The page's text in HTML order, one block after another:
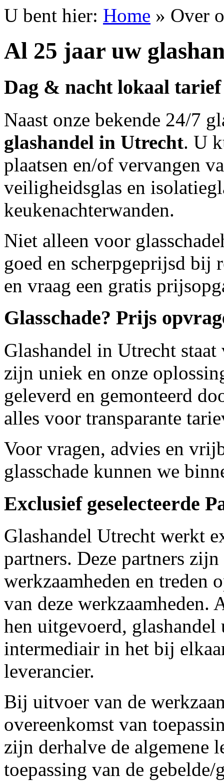
U bent hier: Home » Over
Al 25 jaar uw
Dag & nacht lokaal tarief
Naast onze bekende 24/7
glashandel in Utrecht. U
plaatsen en/of vervangen
veiligheidsglas en
keukenachterwanden.
Niet alleen voor
goed en scherpgeprijsd bij
en vraag een gratis
Glasschade? Prijs
Glashandel in Utrecht
zijn uniek en onze
geleverd en gemonteerd
alles voor transparante
Voor vragen, advies en
glasschade kunnen we
Exclusief geselecteerde
Glashandel Utrecht werkt
partners. Deze partners
werkzaamheden en treden
van deze werkzaamheden.
hen uitgevoerd,
intermediair in het bij
leverancier.
Bij uitvoer van de
overeenkomst van
zijn derhalve de algemene
toepassing van de